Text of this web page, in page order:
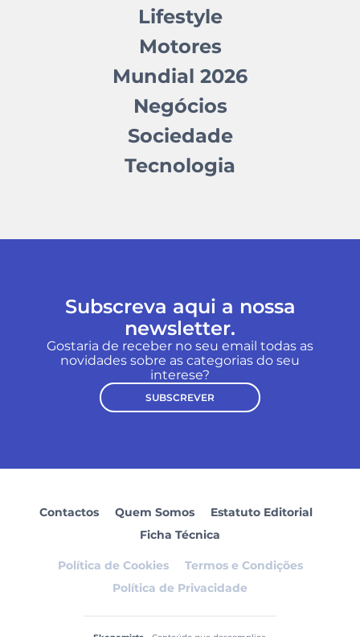
Lifestyle
Motores
Mundial 2026
Negócios
Sociedade
Tecnologia
Subscreva aqui a nossa
newsletter.
Gostaria de receber no seu email todas as
novidades sobre as categorias do seu
interese?
SUBSCREVER
Contactos Quem Somos
Estatuto Editorial
Ficha Técnica
Política de Cookies
Termos e Condições
Política de Privacidade